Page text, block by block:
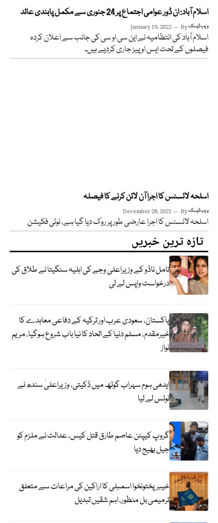
اسلام آباد: ان ڈور عوامی اجتماع پر 24 جنوری سے مکمل پابندی عائد
January 19, 2022 Byویب ڈیسک
اسلام آباد کی انتظامیہ نے این سی او سی کی جانب سے اعلان کردہ
فیصلوں کے تحت ایس او پیز جاری کردیے ہیں۔
اسلحہ لائسنس کا اجرا آن لائن کرنے کا فیصلہ
December 28, 2021 Byویب ڈیسک
اسلحہ لائسنس کا اجرا عارضی طور پر روک دیا گیا ہے، نوٹی فکیشن
تازہ ترین خبریں
تامل ناڈو کے وزیراعلیٰ وجے کی اہلیہ سنگیتا نے طلاق کی
درخواست واپس لے لی
پاکستان، سعودی عرب اور ترکیہ کے دفاعی معاہدے کا
خیرمقدم، مسلم دنیا کے اتحاد کا نیا باب شروع ہوگیا، مریم
نواز
ایدھی ہوم سہراب گوٹھ میں ڈکیتی، وزیراعلیٰ سندھ نے
نوٹس لے لیا
گروپ کیپٹن عاصم طارق قتل کیس، عدالت نے ملزم کو
جیل بھیج دیا
خیبرپختونخوا اسمبلی کا اراکین کی مراعات سے متعلق
ترمیمی بل منظور، اہم شقیں تبدیل